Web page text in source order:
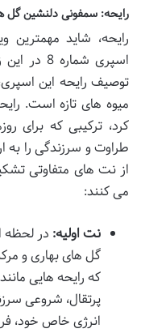
رایحه: سمفونی دلنشین گل
رایحه، شاید
اسپری
توصیف رایحه این
میوه های تازه است.
کرد، ترکیبی که برای
طراوت و سرزندگی را به
از نت های متفاوتی
می کنند:
نت اولیه: در لحظه
گل های بهاری و
که رایحه هایی
پرتقال، شروعی
انرژی خاص خود،